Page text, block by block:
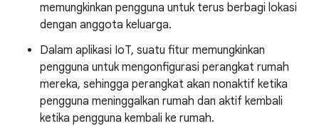
memungkinkan pengguna untuk terus berbagi lokasi
dengan anggota keluarga.
Dalam aplikasi IoT, suatu fitur memungkinkan
pengguna untuk mengonfigurasi perangkat rumah
mereka, sehingga perangkat akan nonaktif ketika
pengguna meninggalkan rumah dan aktif kembali
ketika pengguna kembali ke rumah.